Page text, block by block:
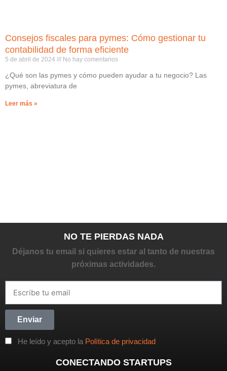
Consejos fiscales para pymes: Cómo gestionar tu
contabilidad de forma eficiente
5 de abril de 2024 No hay comentarios
¿Qué son las pymes y cómo pueden ayudar a tu negocio? Las
pymes, abreviatura de
Leer más »
NO TE PIERDAS NADA
Déjanos tu email si quieres estar al tanto de nuestras
próximas actividades.
He leído y acepto la Política de privacidad
Enviar
CONECTANDO STARTUPS